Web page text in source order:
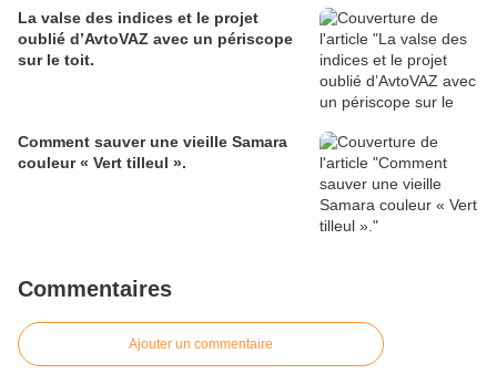
La valse des indices et le projet
oublié d’AvtoVAZ avec un périscope
sur le toit.
Comment sauver une vieille Samara
couleur « Vert tilleul ».
Commentaires
Ajouter un commentaire